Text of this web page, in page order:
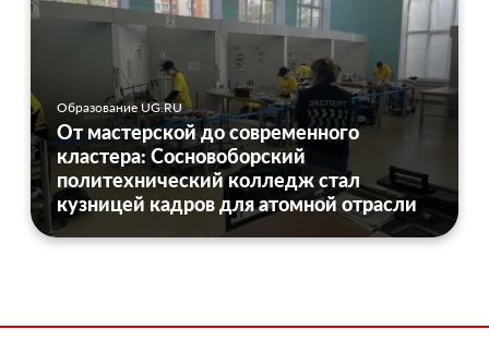
Образование UG.RU
От мастерской до современного
кластера: Сосновоборский
политехнический колледж стал
кузницей кадров для атомной отрасли